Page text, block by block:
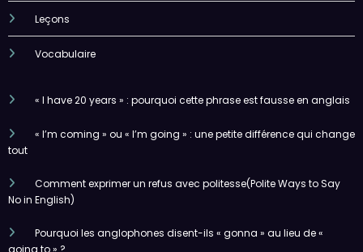
Leçons
Vocabulaire
« I have 20 years » : pourquoi cette phrase est fausse en anglais
« I’m coming » ou « I’m going » : une petite différence qui change
tout
Comment exprimer un refus avec politesse(Polite Ways to Say
No in English)
Pourquoi les anglophones disent-ils « gonna » au lieu de «
going to » ?